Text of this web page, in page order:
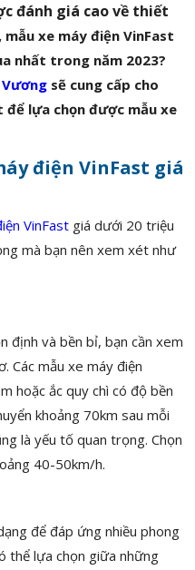
đánh giá cao về thiết
mẫu xe máy điện VinFast
nhất trong năm 2023?
Vương sẽ cung cấp cho
lựa chọn được mẫu xe
điện VinFast giá
VinFast giá dưới 20 triệu
mà bạn nên xem xét như
định và bền bỉ, bạn cần xem
Các mẫu xe máy điện
hoặc ắc quy chì có độ bền
khoảng 70km sau mỗi
là yếu tố quan trọng. Chọn
40-50km/h.
để đáp ứng nhiều phong
thể lựa chọn giữa những